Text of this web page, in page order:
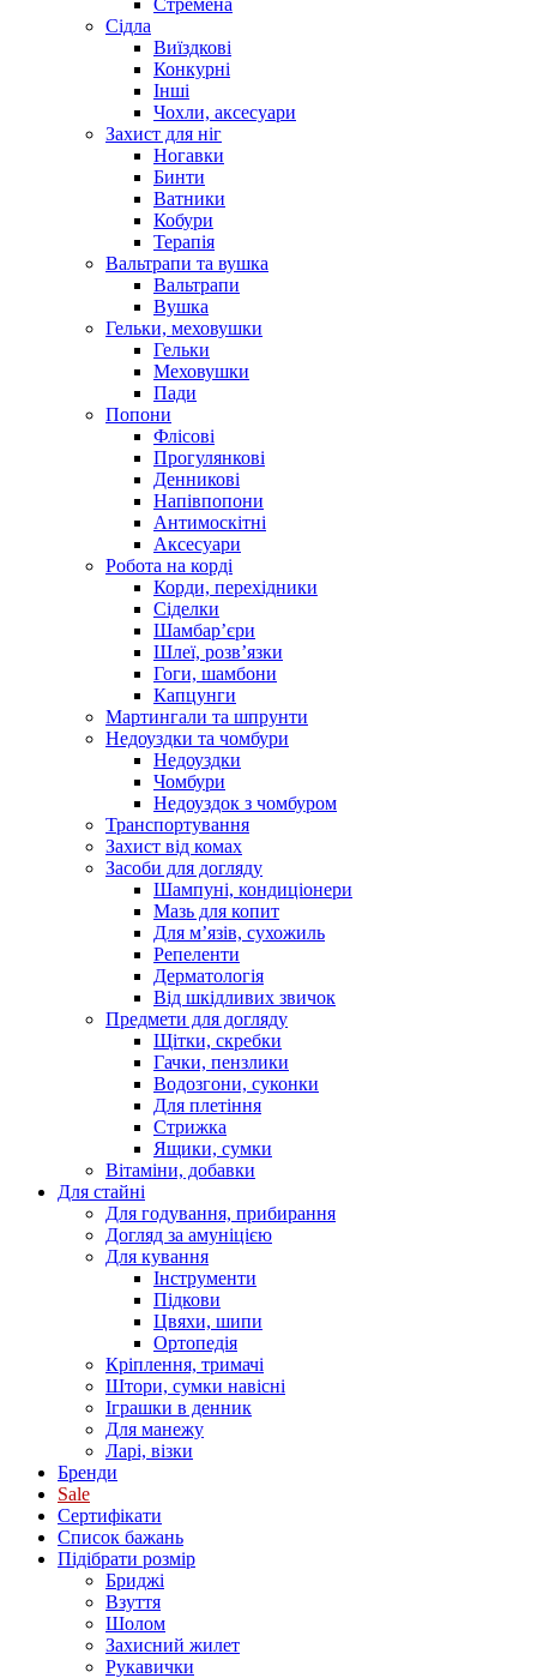
Стремена
Сідла
Виїздкові
Конкурні
Інші
Чохли, аксесуари
Захист для ніг
Ногавки
Бинти
Ватники
Кобури
Терапія
Вальтрапи та вушка
Вальтрапи
Вушка
Гельки, меховушки
Гельки
Меховушки
Пади
Попони
Флісові
Прогулянкові
Денникові
Напівпопони
Антимоскітні
Аксесуари
Робота на корді
Корди, перехідники
Сіделки
Шамбар’єри
Шлеї, розв’язки
Гоги, шамбони
Капцунги
Мартингали та шпрунти
Недоуздки та чомбури
Недоуздки
Чомбури
Недоуздок з чомбуром
Транспортування
Захист від комах
Засоби для догляду
Шампуні, кондиціонери
Мазь для копит
Для м’язів, сухожиль
Репеленти
Дерматологія
Від шкідливих звичок
Предмети для догляду
Щітки, скребки
Гачки, пензлики
Водозгони, суконки
Для плетіння
Стрижка
Ящики, сумки
Вітаміни, добавки
Для стайні
Для годування, прибирання
Догляд за амуніцією
Для кування
Інструменти
Підкови
Цвяхи, шипи
Ортопедія
Кріплення, тримачі
Штори, сумки навісні
Іграшки в денник
Для манежу
Ларі, візки
Бренди
Sale
Сертифікати
Список бажань
Підібрати розмір
Бриджі
Взуття
Шолом
Захисний жилет
Рукавички